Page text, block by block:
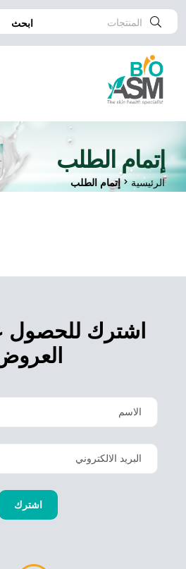
ابحث
إتمام الطلب
الرئيسية إتمام الطلب
اشترك